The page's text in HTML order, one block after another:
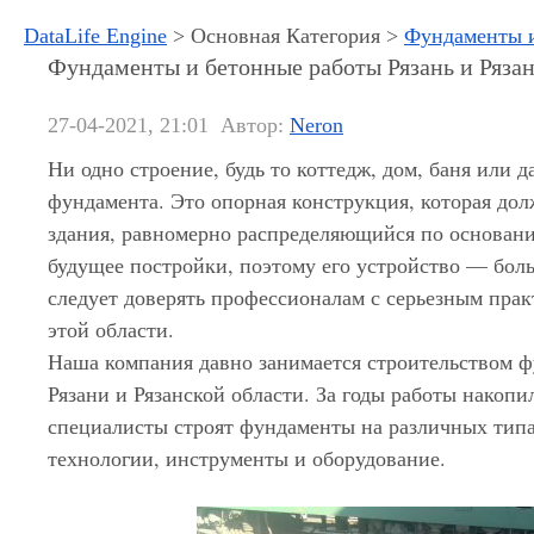
DataLife Engine > Основная Категория > Фундаменты
Фундаменты и бетонные работы Рязань и
27-04-2021, 21:01 Автор: Neron
Ни одно строение, будь то коттедж, дом, баня или
фундамента. Это опорная конструкция, которая
здания, равномерно распределяющийся по
будущее постройки, поэтому его устройство —
следует доверять профессионалам с серьезным
этой области.
Наша компания давно занимается строительством
Рязани и Рязанской области. За годы работы
специалисты строят фундаменты на различных
технологии, инструменты и оборудование.